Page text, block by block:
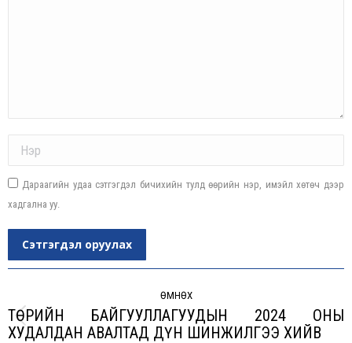
Дараагийн удаа сэтгэгдэл бичихийн тулд өөрийн нэр, имэйл хөтөч дээр
хадгална уу.
Сэтгэгдэл оруулах
ӨМНӨХ
Previous
ТӨРИЙН БАЙГУУЛЛАГУУДЫН 2024 ОНЫ
ХУДАЛДАН АВАЛТАД ДҮН ШИНЖИЛГЭЭ ХИЙВ